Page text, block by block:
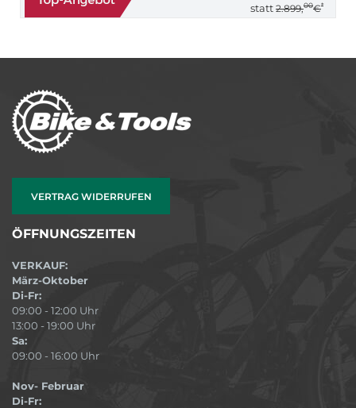
statt 2.899,00€*
VERTRAG WIDERRUFEN
ÖFFNUNGSZEITEN
VERKAUF:
März-Oktober
Di-Fr:
09:00 - 12:00 Uhr
13:00 - 19:00 Uhr
Sa:
09:00 - 16:00 Uhr
Nov- Februar
Di-Fr: